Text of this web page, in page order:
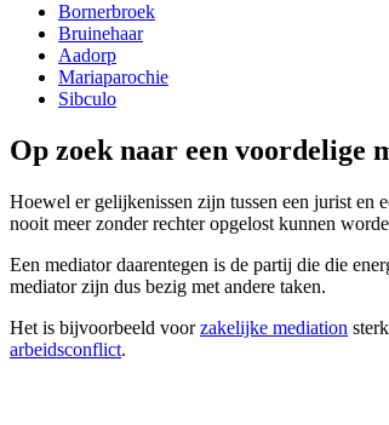
Bornerbroek
Bruinehaar
Aadorp
Mariaparochie
Sibculo
Op zoek naar een voordelige
Hoewel er gelijkenissen zijn tussen een jurist en
nooit meer zonder rechter opgelost kunnen
Een mediator daarentegen is de partij die die
mediator zijn dus bezig met andere taken.
Het is bijvoorbeeld voorzakelijke mediation
arbeidsconflict.